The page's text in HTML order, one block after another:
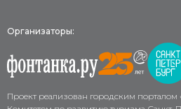
Организаторы:
Проект реализован городским порталом